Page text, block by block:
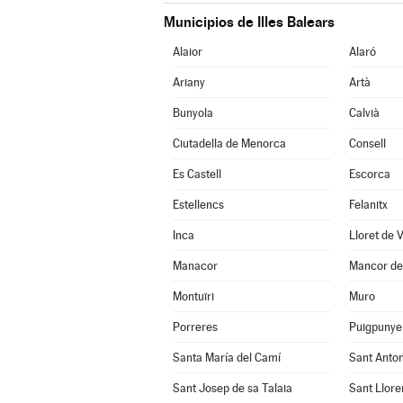
Municipios de Illes Balears
Alaior Alaró
Ariany Artà
Bunyola Calvià
Ciutadella de Menorca Consell
Es Castell Escorca
Estellencs Felanitx
Inca Lloret de
Manacor Mancor de
Montuïri Muro
Porreres
Santa María del Camí Sant
Sant Josep de sa Talaia Sant